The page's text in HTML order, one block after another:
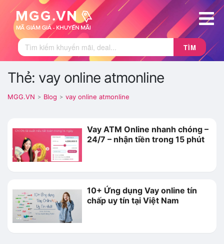
TÌM
Thẻ: vay online atmonline
MGG.VN > Blog > vay online atmonline
Vay ATM Online nhanh chóng –
24/7 – nhận tiền trong 15 phút
10+ Ứng dụng Vay online tín
chấp uy tín tại Việt Nam